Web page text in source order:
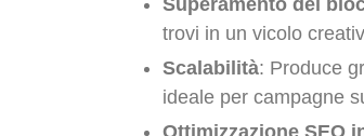
trovi in un vicolo
Scalabilità: Produce
ideale per campagne
Ottimizzazione SEO